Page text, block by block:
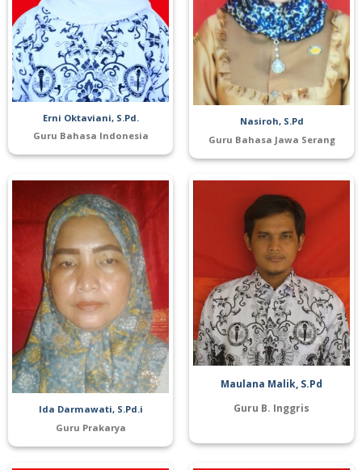
Erni Oktaviani, S.Pd.
Guru Bahasa Indonesia
Nasiroh, S.Pd
Guru Bahasa Jawa Serang
Ida Darmawati, S.Pd.i
Guru Prakarya
Maulana Malik, S.Pd
Guru B. Inggris